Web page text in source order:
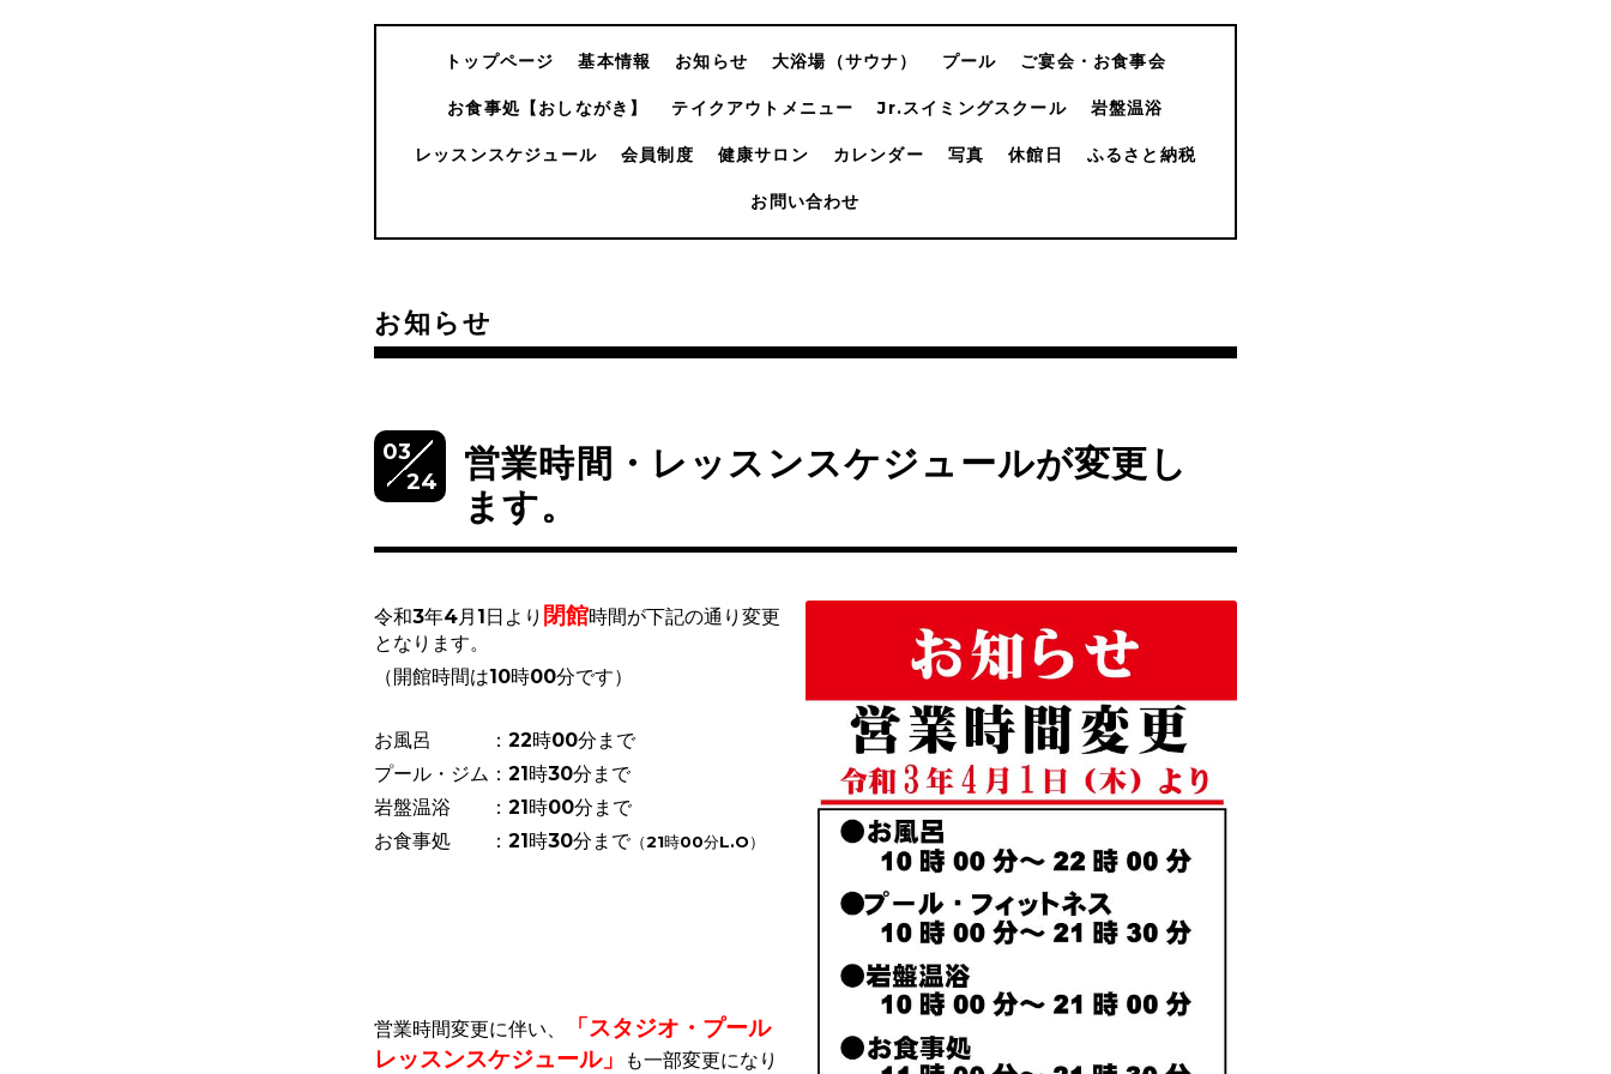
トップページ 基本情報 お知らせ 大浴場（サウナ） プール ご宴会・お食事会
お食事処【おしながき】 テイクアウトメニュー Jr.スイミングスクール 岩盤温浴
レッスンスケジュール 会員制度 健康サロン カレンダー 写真 休館日 ふるさと納税
お問い合わせ
お知らせ
03
24
営業時間・レッスンスケジュールが変更し
ます。
令和3年4月1日より 閉館時間が下記の通り変更
となります。
（開館時間は10時00分です）
お風呂 ：22時00分まで
プール・ジム：21時30分まで
岩盤温浴 ：21時00分まで
お食事処 ：21時30分まで（21時00分L.O）
営業時間変更に伴い、
「スタジオ・プール
レッスンスケジュール」
も一部変更になり